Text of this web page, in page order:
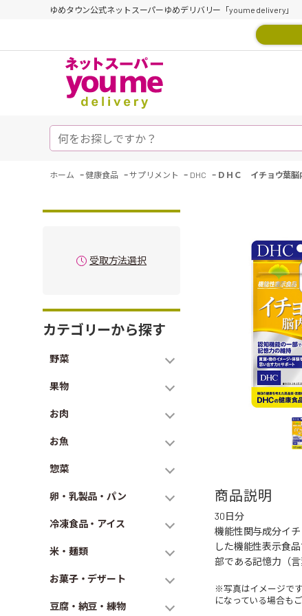
ゆめタウン公式ネットスーパーゆめデリバリー「youme delivery」
ホーム -健康食品 -サプリメント - DHC - ＤＨＣ イチョウ葉
受取方法選択
カテゴリーから探す
野菜
果物
お肉
お魚
惣菜
卵・乳製品・パン
冷凍食品・アイス
米・麺類
お菓子・デザート
豆腐・納豆・練物
商品説明
30日分
機能性関与成分イ
した機能性表示食
部である記憶力（
※写真はイメージで
になっている場合も